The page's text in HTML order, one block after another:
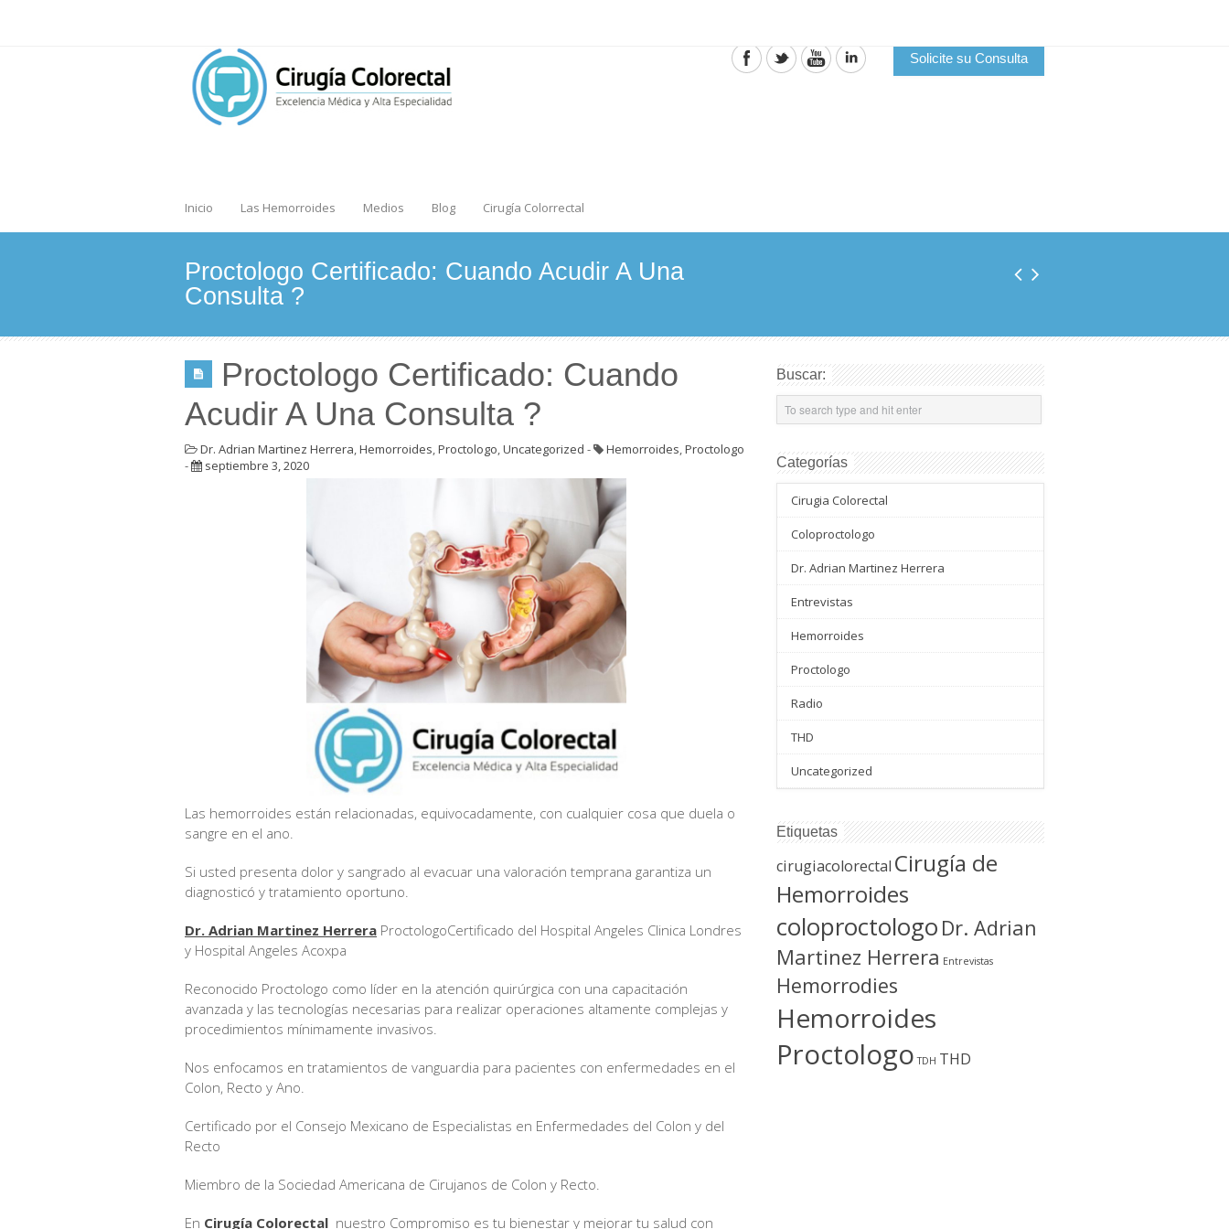
Solicite su Consulta
Inicio Las Hemorroides Medios Blog Cirugía Colorrectal
Proctologo Certificado: Cuando Acudir A Una
Consulta ?
Proctologo Certificado: Cuando
Acudir A Una Consulta ?
Dr. Adrian Martinez Herrera,Hemorroides,Proctologo,Uncategorized - Hemorroides,Proctologo
-
septiembre 3, 2020
Las hemorroides están relacionadas, equivocadamente, con cualquier cosa que duela o
sangre en el ano.
Si usted presenta dolor y sangrado al evacuar una valoración temprana garantiza un
diagnosticó y tratamiento oportuno.
Dr. Adrian Martinez Herrera ProctologoCertificado del Hospital Angeles Clinica Londres
y Hospital Angeles Acoxpa
Reconocido Proctologo como líder en la atención quirúrgica con una capacitación
avanzada y las tecnologías necesarias para realizar operaciones altamente complejas y
procedimientos mínimamente invasivos.
Nos enfocamos en tratamientos de vanguardia para pacientes con enfermedades en el
Colon, Recto y Ano.
Certificado por el Consejo Mexicano de Especialistas en Enfermedades del Colon y del
Recto
Miembro de la Sociedad Americana de Cirujanos de Colon y Recto.
En Cirugía Colorectal nuestro Compromiso es tu bienestar y mejorar tu salud con
Buscar:
Categorías
Cirugia Colorectal
Coloproctologo
Dr. Adrian Martinez Herrera
Entrevistas
Hemorroides
Proctologo
Radio
THD
Uncategorized
Etiquetas
cirugiacolorectal Cirugía de
Hemorroides
coloproctologo Dr. Adrian
Martinez Herrera Entrevistas
Hemorrodies
Hemorroides
Proctologo TDH THD